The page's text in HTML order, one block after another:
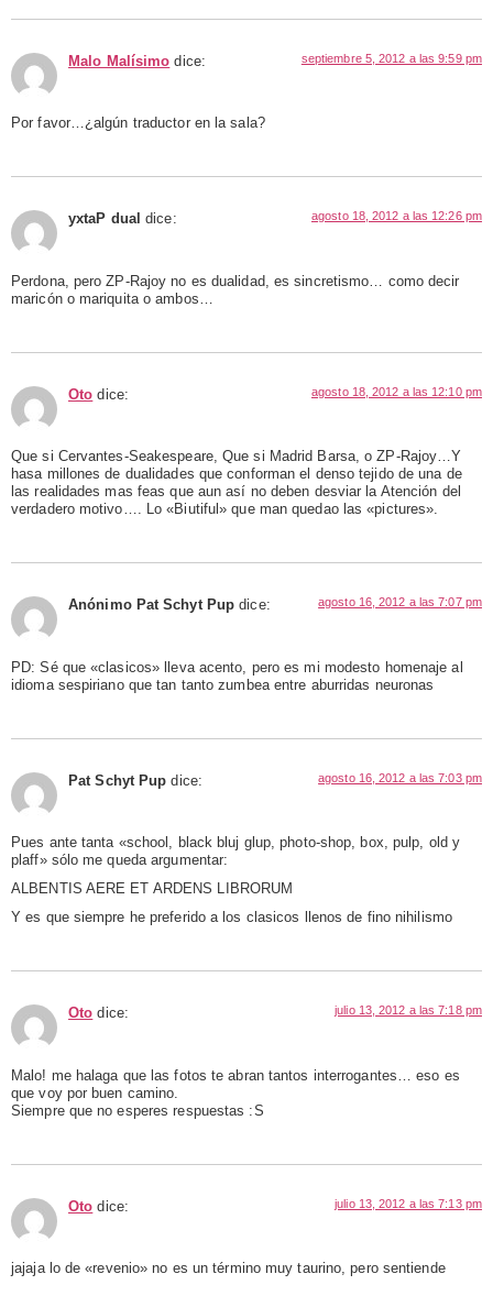
Malo Malísimo dice: septiembre 5, 2012 a las 9:59 pm
Por favor…¿algún traductor en la sala?
yxtaP dual dice: agosto 18, 2012 a las 12:26 pm
Perdona, pero ZP-Rajoy no es dualidad, es sincretismo… como decir
maricón o mariquita o ambos…
Oto dice: agosto 18, 2012 a las 12:10 pm
Que si Cervantes-Seakespeare, Que si Madrid Barsa, o ZP-Rajoy…Y
hasa millones de dualidades que conforman el denso tejido de una de
las realidades mas feas que aun así no deben desviar la Atención del
verdadero motivo…. Lo «Biutiful» que man quedao las «pictures».
Anónimo Pat Schyt Pup dice: agosto 16, 2012 a las 7:07 pm
PD: Sé que «clasicos» lleva acento, pero es mi modesto homenaje al
idioma sespiriano que tan tanto zumbea entre aburridas neuronas
Pat Schyt Pup dice: agosto 16, 2012 a las 7:03 pm
Pues ante tanta «school, black bluj glup, photo-shop, box, pulp, old y
plaff» sólo me queda argumentar:
ALBENTIS AERE ET ARDENS LIBRORUM
Y es que siempre he preferido a los clasicos llenos de fino nihilismo
Oto dice: julio 13, 2012 a las 7:18 pm
Malo! me halaga que las fotos te abran tantos interrogantes… eso es
que voy por buen camino.
Siempre que no esperes respuestas :S
Oto dice: julio 13, 2012 a las 7:13 pm
jajaja lo de «revenio» no es un término muy taurino, pero sentiende